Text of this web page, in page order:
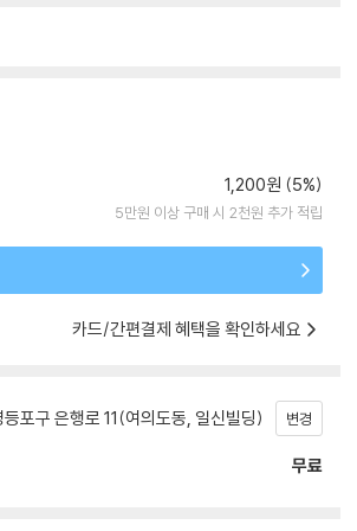
1,200원 (5%)
5만원 이상 구매 시 2천원 추가 적립
카드/간편결제 혜택을 확인하세요
포구 은행로 11(여의도동, 일신빌딩) 변경
무료